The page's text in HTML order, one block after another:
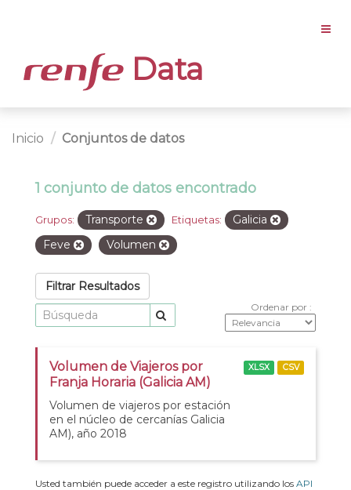
Data
Inicio Conjuntos de datos
1 conjunto de datos encontrado
Grupos: Transporte Etiquetas:
Galicia
Feve
Volumen
Filtrar Resultados
Ordenar por
Volumen de Viajeros por
Franja Horaria (Galicia AM)
Volumen de viajeros por estación
en el núcleo de cercanías Galicia
AM), año 2018
XLSX CSV
Usted también puede acceder a este registro utilizando los API